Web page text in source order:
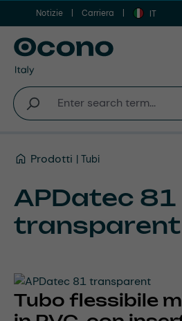
Vai al contenuto principale
Notizie Carriera IT
Prodotti Tubi
APDatec 81
transparent
Tubo flessibile